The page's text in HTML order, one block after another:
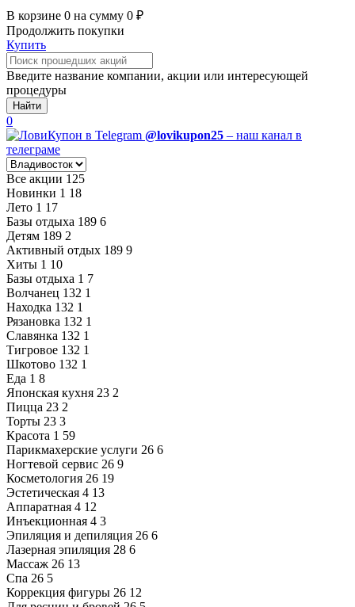
В корзине 0 на сумму 0 ₽
Продолжить покупки
Купить
Введите название компании, акции или интересующей
процедуры
Найти
0
@lovikupon25 – наш канал в
телеграме
Все акции 125
Новинки 1 18
Лето 1 17
Базы отдыха 189 6
Детям 189 2
Активный отдых 189 9
Хиты 1 10
Базы отдыха 1 7
Волчанец 132 1
Находка 132 1
Рязановка 132 1
Славянка 132 1
Тигровое 132 1
Шкотово 132 1
Еда 1 8
Японская кухня 23 2
Пицца 23 2
Торты 23 3
Красота 1 59
Парикмахерские услуги 26 6
Ногтевой сервис 26 9
Косметология 26 19
Эстетическая 4 13
Аппаратная 4 12
Инъекционная 4 3
Эпиляция и депиляция 26 6
Лазерная эпиляция 28 6
Массаж 26 13
Спа 26 5
Коррекция фигуры 26 12